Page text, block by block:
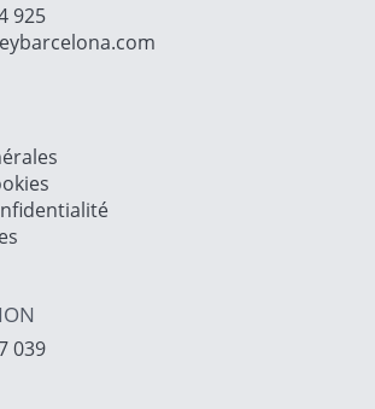
925
039